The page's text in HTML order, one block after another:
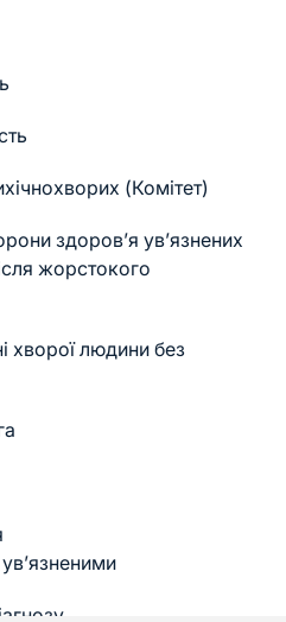
(Комітет)
здоров’я ув’язнених
жорстокого
хворої людини без